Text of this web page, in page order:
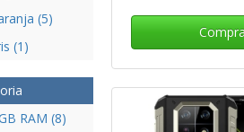
(5)
(1)
RAM (8)